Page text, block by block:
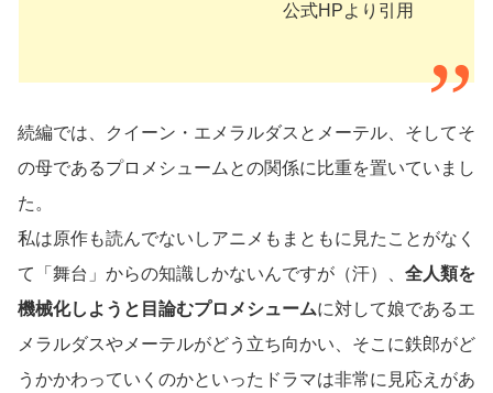
公式HPより引用
続編では、クイーン・エメラルダスとメーテル、そしてそ
の母であるプロメシュームとの関係に比重を置いていまし
た。
私は原作も読んでないしアニメもまともに見たことがなく
て「舞台」からの知識しかないんですが（汗）、 全人類を
機械化しようと目論むプロメシュームに対して娘であるエ
メラルダスやメーテルがどう立ち向かい、そこに鉄郎がど
うかかわっていくのかといったドラマは非常に見応えがあ